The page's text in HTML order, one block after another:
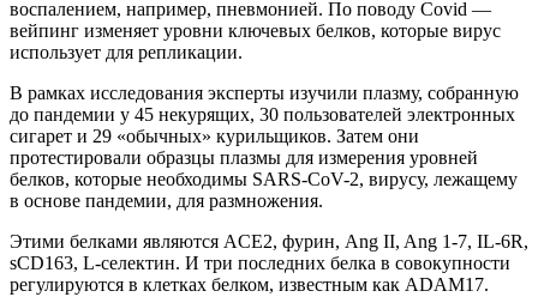
воспалением, например, пневмонией. По поводу Covid —
вейпинг изменяет уровни ключевых белков, которые вирус
использует для репликации.
В рамках исследования эксперты изучили плазму, собранную
до пандемии у 45 некурящих, 30 пользователей электронных
сигарет и 29 «обычных» курильщиков. Затем они
протестировали образцы плазмы для измерения уровней
белков, которые необходимы SARS-CoV-2, вирусу, лежащему
в основе пандемии, для размножения.
Этими белками являются ACE2, фурин, Ang II, Ang 1-7, IL-6R,
sCD163, L-селектин. И три последних белка в совокупности
регулируются в клетках белком, известным как ADAM17.